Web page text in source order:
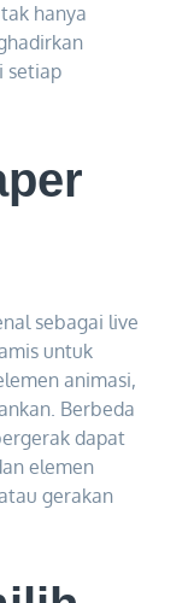
hanya
setiap
sebagai live
untuk
animasi,
Berbeda
dapat
elemen
gerakan